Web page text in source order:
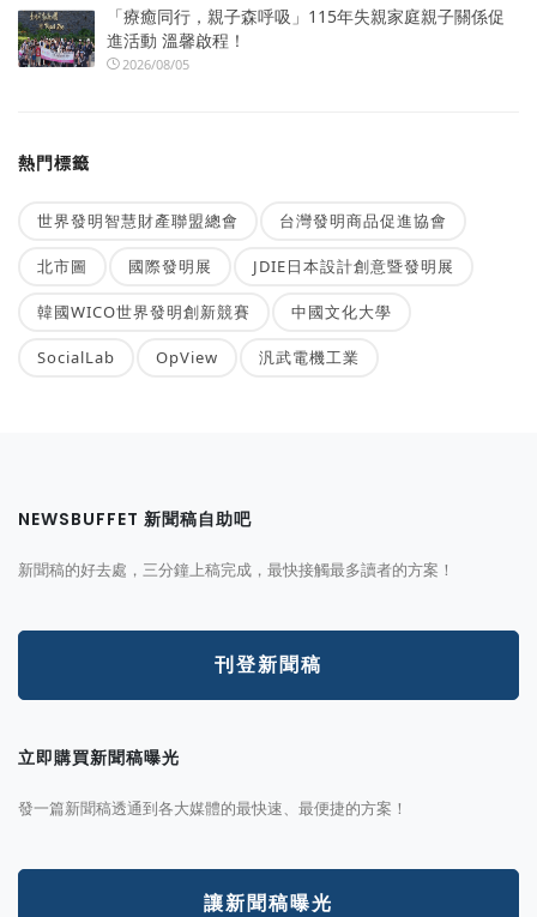
「療癒同行，親子森呼吸」115年失親家庭親子關係促
進活動 溫馨啟程！
2026/08/05
熱門標籤
世界發明智慧財產聯盟總會 台灣發明商品促進協會
北市圖 國際發明展 JDIE日本設計創意暨發明展
韓國WICO世界發明創新競賽 中國文化大學
SocialLab OpView 汎武電機工業
NEWSBUFFET 新聞稿自助吧
新聞稿的好去處，三分鐘上稿完成，最快接觸最多讀者的方案！
刊登新聞稿
立即購買新聞稿曝光
發一篇新聞稿透通到各大媒體的最快速、最便捷的方案！
讓新聞稿曝光